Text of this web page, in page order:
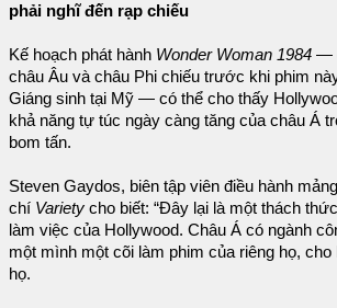
phải nghĩ đến rạp chiếu
Kế hoạch phát hành Wonder Woman 1984 —
châu Âu và châu Phi chiếu trước khi phim
Giáng sinh tại Mỹ — có thể cho thấy
khả năng tự túc ngày càng tăng của châu Á
bom tấn.
Steven Gaydos, biên tập viên điều hành
chí Variety cho biết: “Đây lại là một thách
làm việc của Hollywood. Châu Á có ngành
một mình một cõi làm phim của riêng họ, cho
họ.